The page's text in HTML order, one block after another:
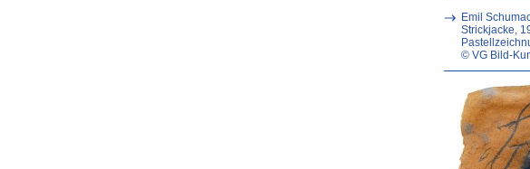
Emil
Strickjacke,
© VG Bild-